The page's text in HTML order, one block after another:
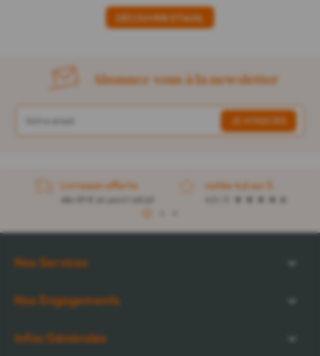
DÉCOUVRIR ETIAXIL
Abonnez-vous à la newsletter
Livraison offerte
dès 49 € en point retrait
notée 4,6 sur 5
1
Nos Services
Nos Engagements
Infos Générales